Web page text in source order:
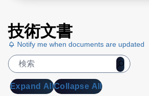
技術文書
Notify me when documents are updated
Expand AllCollapse All